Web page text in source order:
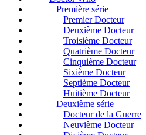
Première série
Premier Docteur
Deuxième Docteur
Troisième Docteur
Quatrième Docteur
Cinquième Docteur
Sixième Docteur
Septième Docteur
Huitième Docteur
Deuxième série
Docteur de la Guerre
Neuvième Docteur